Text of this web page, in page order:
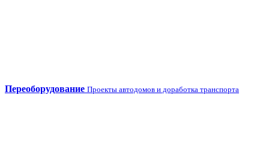
Переоборудование Проекты автодомов и доработка транспорта